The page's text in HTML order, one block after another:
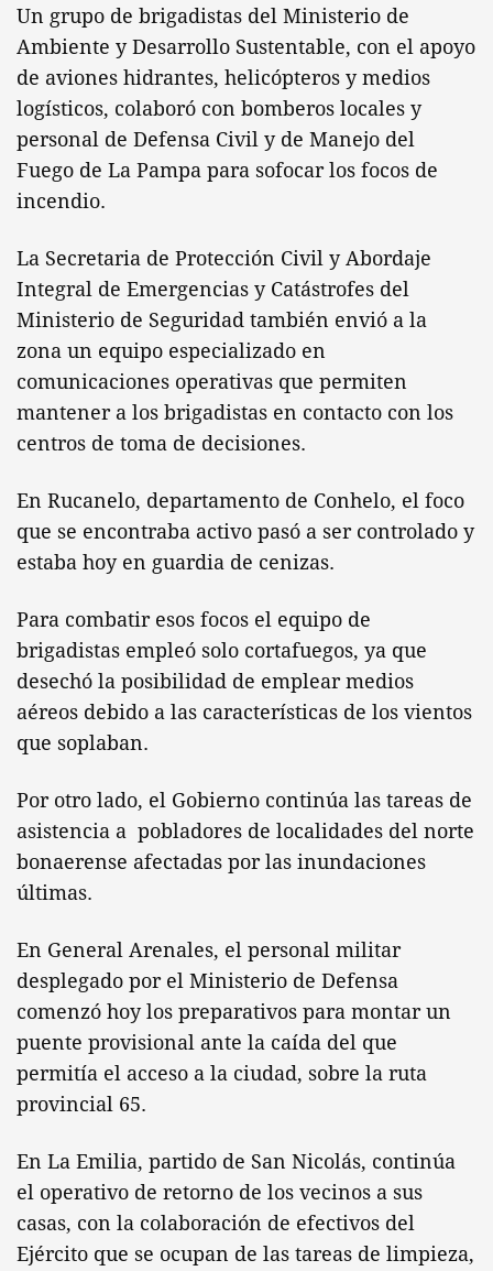
Un grupo de brigadistas del Ministerio de
Ambiente y Desarrollo Sustentable, con el apoyo
de aviones hidrantes, helicópteros y medios
logísticos, colaboró con bomberos locales y
personal de Defensa Civil y de Manejo del
Fuego de La Pampa para sofocar los focos de
incendio.
La Secretaria de Protección Civil y Abordaje
Integral de Emergencias y Catástrofes del
Ministerio de Seguridad también envió a la
zona un equipo especializado en
comunicaciones operativas que permiten
mantener a los brigadistas en contacto con los
centros de toma de decisiones.
En Rucanelo, departamento de Conhelo, el foco
que se encontraba activo pasó a ser controlado y
estaba hoy en guardia de cenizas.
Para combatir esos focos el equipo de
brigadistas empleó solo cortafuegos, ya que
desechó la posibilidad de emplear medios
aéreos debido a las características de los vientos
que soplaban.
Por otro lado, el Gobierno continúa las tareas de
asistencia a pobladores de localidades del norte
bonaerense afectadas por las inundaciones
últimas.
En General Arenales, el personal militar
desplegado por el Ministerio de Defensa
comenzó hoy los preparativos para montar un
puente provisional ante la caída del que
permitía el acceso a la ciudad, sobre la ruta
provincial 65.
En La Emilia, partido de San Nicolás, continúa
el operativo de retorno de los vecinos a sus
casas, con la colaboración de efectivos del
Ejército que se ocupan de las tareas de limpieza,